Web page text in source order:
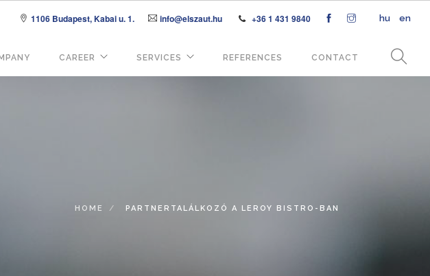
hu en
1106 Budapest, Kabai u. 1. info@elszaut.hu +36 1 431 9840
CAREER SERVICES REFERENCES CONTACT
HOME PARTNERTALÁLKOZÓ A LEROY BISTRO-BAN